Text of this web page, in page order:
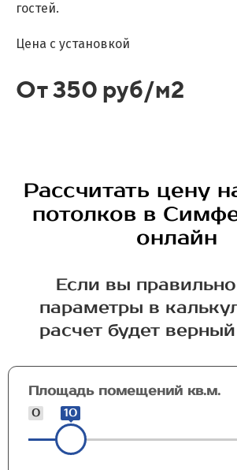
гостей.
Цена с установкой
От 350 руб/м2
Рассчитать цену
потолков в
онлайн
Если вы
параметры в
расчет будет
Площадь помещений кв.м.
0 10